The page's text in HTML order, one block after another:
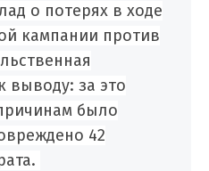
о потерях в ходе
кампании против
выводу: за это
было
42